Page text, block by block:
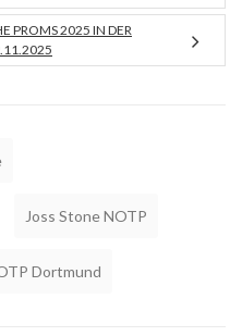
PROMS 2025 IN DER
Joss Stone NOTP
Dortmund